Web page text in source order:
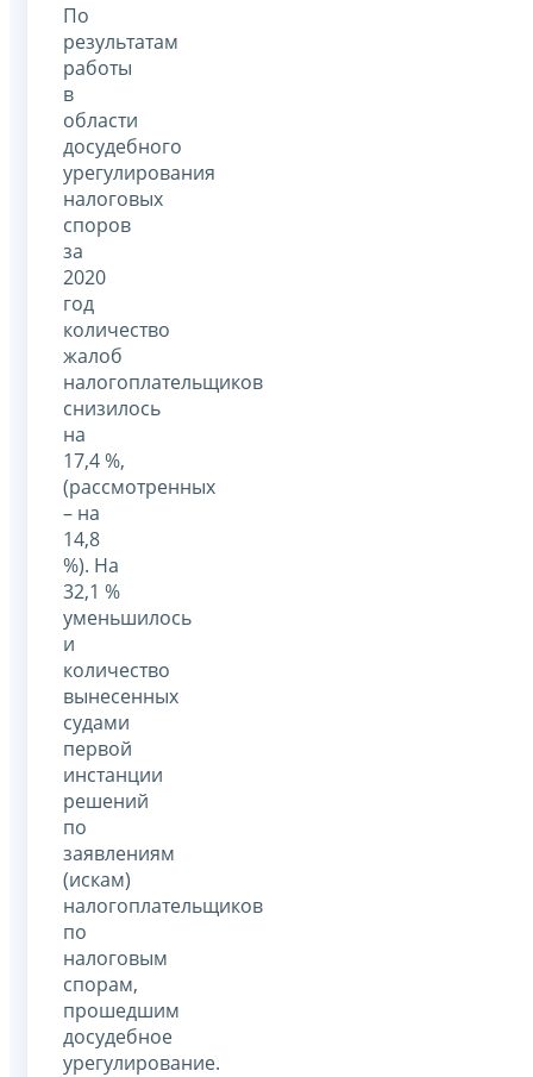
По
результатам
работы
в
области
досудебного
урегулирования
налоговых
споров
за
2020
год
количество
жалоб
налогоплательщиков
снизилось
на
17,4 %,
(рассмотренных
– на
14,8
%). На
32,1 %
уменьшилось
и
количество
вынесенных
судами
первой
инстанции
решений
по
заявлениям
(искам)
налогоплательщиков
по
налоговым
спорам,
прошедшим
досудебное
урегулирование.